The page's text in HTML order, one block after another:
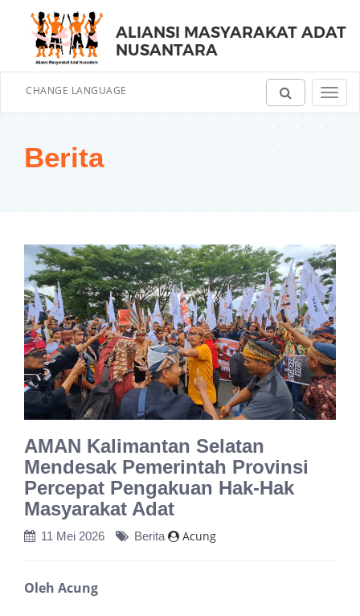
ALIANSI MASYARAKAT ADAT
NUSANTARA
CHANGE LANGUAGE
Berita
AMAN Kalimantan Selatan
Mendesak Pemerintah Provinsi
Percepat Pengakuan Hak-Hak
Masyarakat Adat
11 Mei 2026 Berita Acung
Oleh Acung